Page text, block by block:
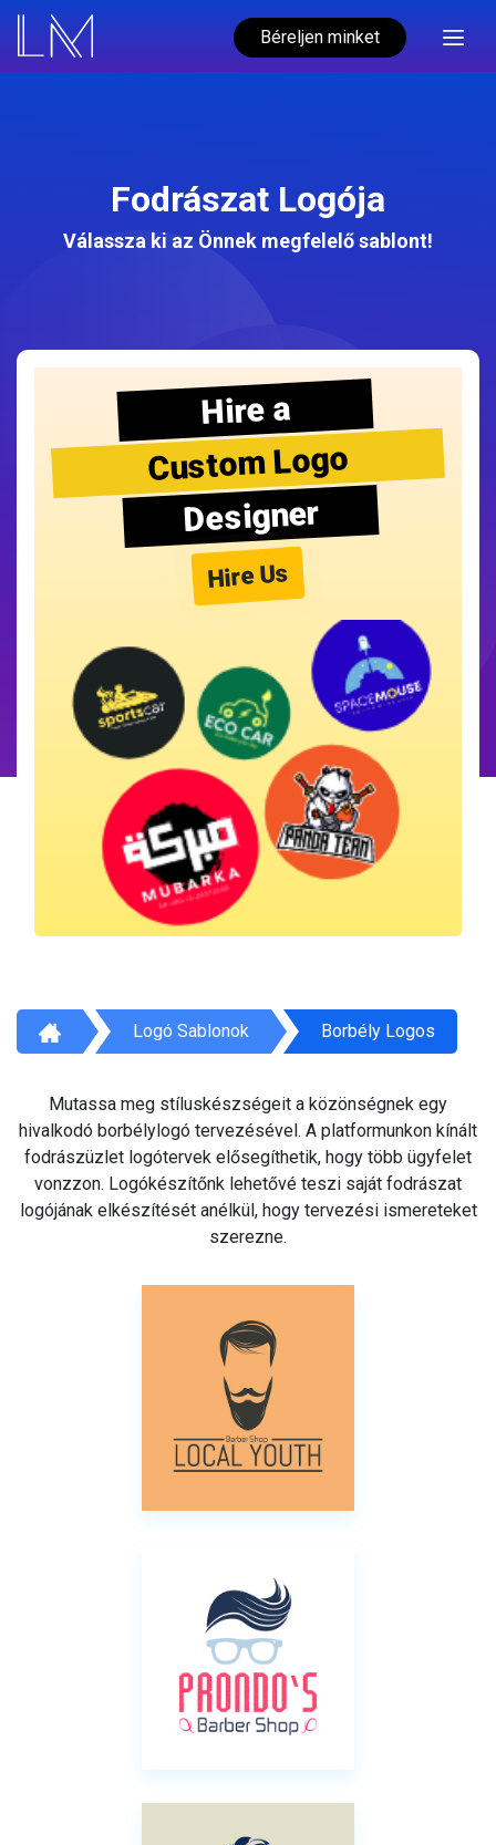
Béreljen minket
Fodrászat Logója
Válassza ki az Önnek megfelelő sablont!
Hire a
Custom Logo
Designer
Hire Us
Logó Sablonok Borbély Logos
Mutassa meg stíluskészségeit a közönségnek egy
hivalkodó borbélylogó tervezésével. A platformunkon kínált
fodrászüzlet logótervek elősegíthetik, hogy több ügyfelet
vonzzon. Logókészítőnk lehetővé teszi saját fodrászat
logójának elkészítését anélkül, hogy tervezési ismereteket
szerezne.